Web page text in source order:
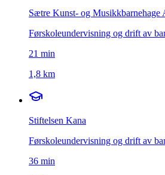
Sætre Kunst- og Musikkbarnehage
Førskoleundervisning og drift av
21 min
1,8 km
Stiftelsen Kana
Førskoleundervisning og drift av
36 min